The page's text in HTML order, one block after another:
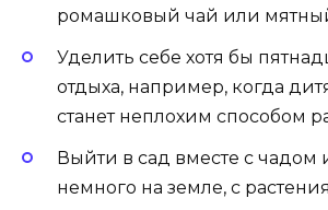
ромашковый чай или
Уделить себе хотя бы
отдыха, например, когда
станет неплохим способом
Выйти в сад вместе с чадом
немного на земле, с